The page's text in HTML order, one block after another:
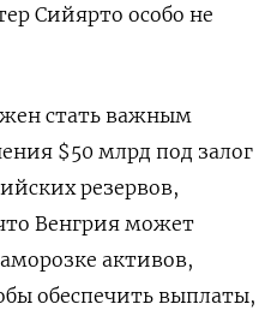
Сийярто особо не
стать важным
$50 млрд под залог
резервов,
Венгрия может
активов,
обеспечить выплаты,